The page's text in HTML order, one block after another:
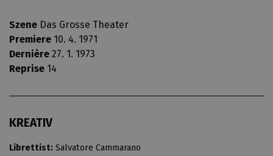
Szene Das Grosse Theater
Premiere 10. 4. 1971
Dernière 27. 1. 1973
Reprise 14
KREATIV
Librettist: Salvatore Cammarano